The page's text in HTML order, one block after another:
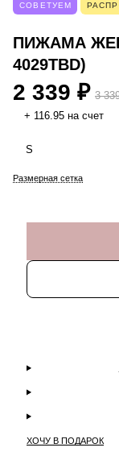
СОВЕТУЕМ
ПИЖАМА
4029TBD)
2 339 ₽ 3
+ 116.95 на счет
S
Размерная сетка
ХОЧУ В ПОДАРОК